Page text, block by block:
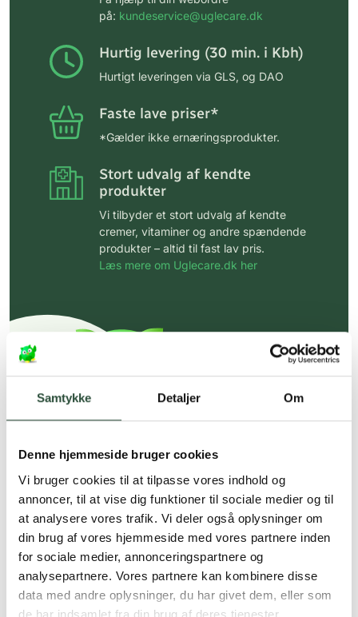
Samtykke Detaljer Om
Denne hjemmeside bruger cookies
Vi bruger cookies til at tilpasse vores indhold og
annoncer, til at vise dig funktioner til sociale medier og til
at analysere vores trafik. Vi deler også oplysninger om
din brug af vores hjemmeside med vores partnere inden
for sociale medier, annonceringspartnere og
analysepartnere. Vores partnere kan kombinere disse
data med andre oplysninger, du har givet dem, eller som
de har indsamlet fra din brug af deres tjenester.
på: kundeservice@uglecare.dk
Hurtig levering (30 min. i Kbh)
Hurtigt leveringen via GLS, og DAO
Faste lave priser*
*Gælder ikke ernæringsprodukter.
Stort udvalg af kendte
produkter
Vi tilbyder et stort udvalg af kendte
cremer, vitaminer og andre spændende
produkter – altid til fast lav pris.
Læs mere om Uglecare.dk her